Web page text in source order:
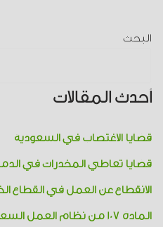
البحث
أحدث المقالات
قضايا الاغتصاب في السعودية
قضايا تعاطي المخدرات​ في
الانقطاع عن العمل في القطاع
المادة 107 من نظام العمل